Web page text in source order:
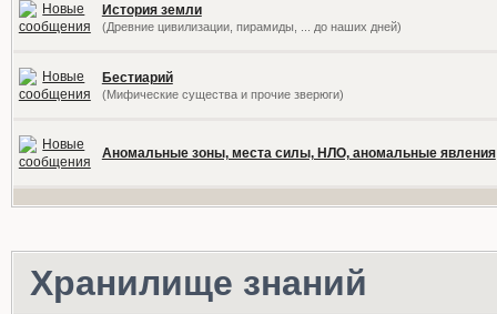
История земли
(Древние цивилизации, пирамиды, ... до наших дней)
Бестиарий
(Мифические существа и прочие зверюги)
Аномальные зоны, места силы, НЛО, аномальные явления
Хранилище знаний